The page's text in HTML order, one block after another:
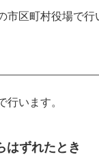
区町村役場で行
います。
はずれたとき